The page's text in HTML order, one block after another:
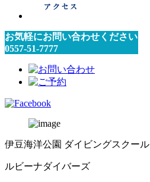
お気軽にお問い合わせください
0557-51-7777
伊豆海洋公園 ダイビングスクール
ルビーナダイバーズ